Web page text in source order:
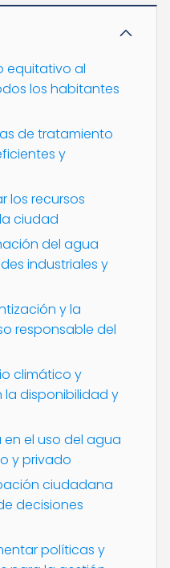
equitativo al
los habitantes
de tratamiento
y
los recursos
ciudad
del agua
industriales y
y la
responsable del
climático y
la disponibilidad y
el uso del agua
y privado
ciudadana
decisiones
políticas y